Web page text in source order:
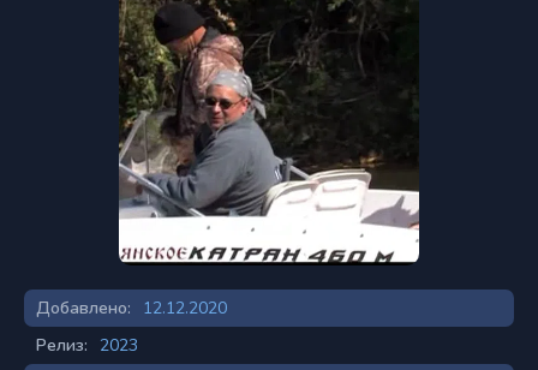
Добавлено:
12.12.2020
Релиз:
2023